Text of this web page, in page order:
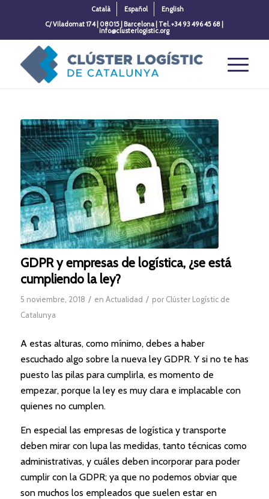
Català Español
English
C/ Viladomat 174 | 08015 | Barcelona | Tel. +34 93 496 45 68 |
info@clusterlogistic.org
GDPR y empresas de logística, ¿se está
cumpliendo la ley?
5 noviembre, 2018 / en Actualidad / por Clúster Logístic de
Catalunya
A estas alturas, como mínimo, debes a haber
escuchado algo sobre la nueva ley GDPR. Y si no te has
puesto las pilas para cumplirla, es momento de
empezar, porque la ley es muy clara e implacable con
quienes no cumplen.
En especial las empresas de logística y transporte
deben mirar con lupa las medidas, tanto técnicas como
administrativas, y cuáles deben incorporar para poder
cumplir con la GDPR; ya que no podemos obviar que
son muchos los empleados que suelen estar en